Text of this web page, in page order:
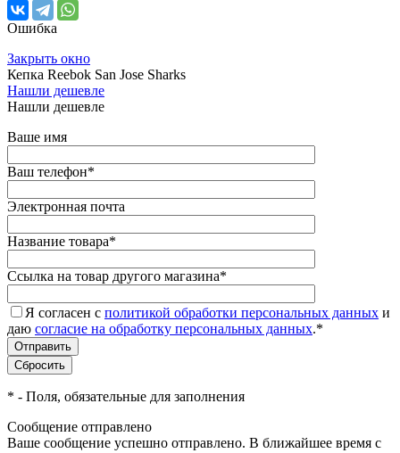
Ошибка
Закрыть окно
Кепка Reebok San Jose Sharks
Нашли дешевле
Нашли дешевле
Ваше имя
Ваш телефон*
Электронная почта
Название товара*
Ссылка на товар другого магазина*
Я согласен с политикой обработки персональных данных и
даю согласие на обработку персональных данных.*
* - Поля, обязательные для заполнения
Сообщение отправлено
Ваше сообщение успешно отправлено. В ближайшее время с